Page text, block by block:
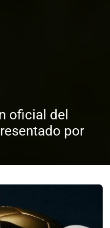
oficial del
por